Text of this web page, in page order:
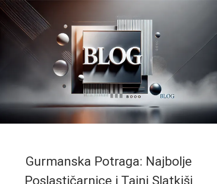
Gurmanska Potraga: Najbolje
Poslastičarnice i Tajni Slatkiši